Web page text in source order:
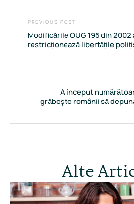
PREVIOUS POST
Modificările OUG 195 din
restricționează libertățile
A început
grăbeşte românii să
Alte